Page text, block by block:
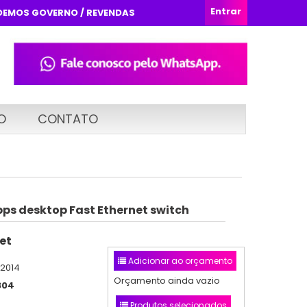
Entrar
GOVERNO / REVENDAS
CONTATO
desktop Fast Ethernet switch
Adicionar ao orçamento
Orçamento ainda vazio